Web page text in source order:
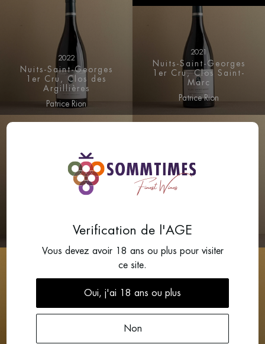
2022
Nuits-Saint-Georges
1er Cru, Clos des
Argillières
Patrice Rion
2021
Nuits-Saint-Georges
1er Cru, Clos Saint-
Marc
Patrice Rion
Patrice Rion
Patrice Rion
Verification de l'AGE
Vous devez avoir 18 ans ou plus pour visiter
ce site.
Oui, j'ai 18 ans ou plus
Non